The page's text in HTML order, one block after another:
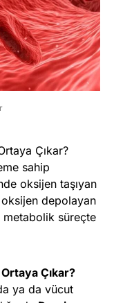
Çıkar?
sahip
oksijen taşıyan
depolayan
metabolik süreçte
Çıkar?
ya da vücut